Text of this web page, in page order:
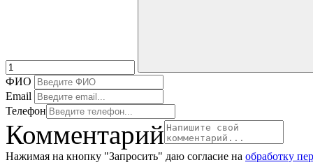
ФИО
Email
Телефон
Комментарий
Нажимая на кнопку "Запросить" даю согласие на обработку